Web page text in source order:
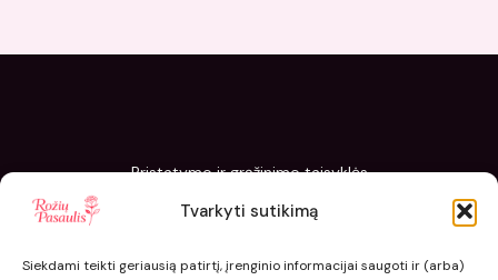
Tvarkyti sutikimą
Siekdami teikti geriausią patirtį, įrenginio informacijai saugoti ir (arba)
Pristatymo ir grąžinimo taisyklės
Slapukų politika